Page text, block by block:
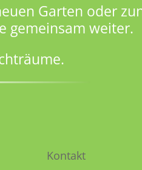
Garten oder
gemeinsam weiter.
Kontakt